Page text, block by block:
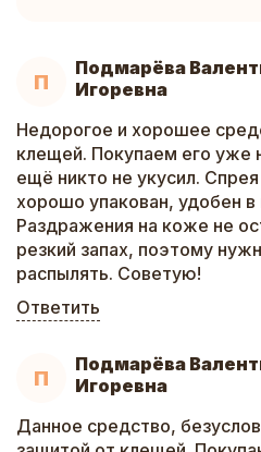
П
Подмарёва
Игоревна
Недорогое и хорошее
клещей. Покупаем его уже
ещё никто не укусил.
хорошо упакован, удобен в
Раздражения на коже не
резкий запах, поэтому
распылять. Советую!
Ответить
П
Подмарёва
Игоревна
Данное средство,